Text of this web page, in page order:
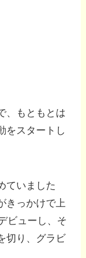
、もともとは
をスタートし
ていました
きっかけで上
ビューし、そ
切り、グラビ